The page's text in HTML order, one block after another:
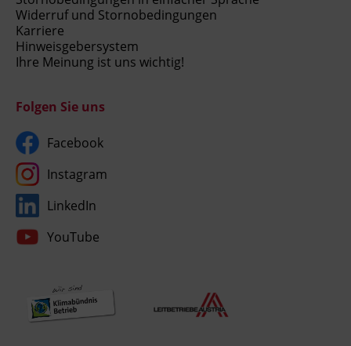
Widerruf und Stornobedingungen
Karriere
Hinweisgebersystem
Ihre Meinung ist uns wichtig!
Folgen Sie uns
Facebook
Instagram
LinkedIn
YouTube